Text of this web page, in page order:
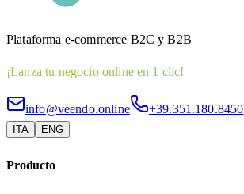
Plataforma e-commerce B2C y B2B
¡Lanza tu negocio online en 1 clic!
info@veendo.online +39.351.180.8450
ITA ENG
Producto